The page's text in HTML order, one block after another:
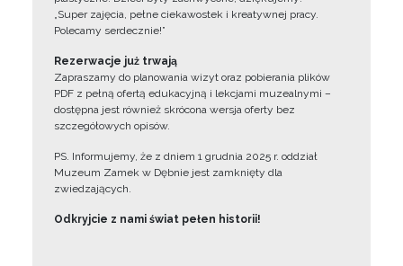
„Super zajęcia, pełne ciekawostek i kreatywnej pracy.
Polecamy serdecznie!”
Rezerwacje już trwają
Zapraszamy do planowania wizyt oraz pobierania plików
PDF z pełną ofertą edukacyjną i lekcjami muzealnymi –
dostępna jest również skrócona wersja oferty bez
szczegółowych opisów.
PS. Informujemy, że z dniem 1 grudnia 2025 r. oddział
Muzeum Zamek w Dębnie jest zamknięty dla
zwiedzających.
Odkryjcie z nami świat pełen historii!